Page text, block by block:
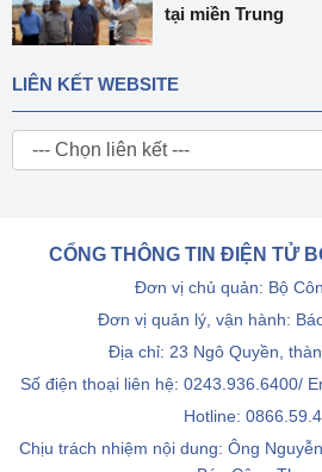
tại miền Trung
LIÊN KẾT WEBSITE
CỔNG THÔNG TIN ĐIỆN TỬ
Đơn vị chủ quản: Bộ
Đơn vị quản lý, vận hành:
Địa chỉ: 23 Ngô Quyền,
Số điện thoại liên hệ: 0243.936.6400/
Hotline:
Chịu trách nhiệm nội dung: Ông